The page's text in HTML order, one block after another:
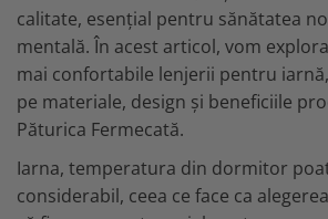
Patura
Patura Bumbac Organic
Patura Forma Ursulet
Patura Nou Nascuti
Fasa
Sac de Dormit
Sac de Infasat
Scutec de Infasat
MARIMI BEBELUSI
120x60
140x70
Saltele
Baldachin
Cearsafuri si protectii
Regurgitare
Sezut
Somn
Speciala
Suport
Sustinere
Torticolis
Bebe - Cu Gluga
Bebe - Finet
Bebe - Plaja
Copii
Copii - Bumbac
Copii - Gluga
Copii - Plaja
Patut
Pat Rabatabil
Pat Stivuibil
Scaune
Lemn
Mese
Modulare
calitate, esențial pentru sănătatea
mentală. În acest articol, vom
mai confortabile lenjerii pentru
pe materiale, design și beneficiile
Păturica Fermecată.
Iarna, temperatura din dormitor
considerabil, ceea ce face ca